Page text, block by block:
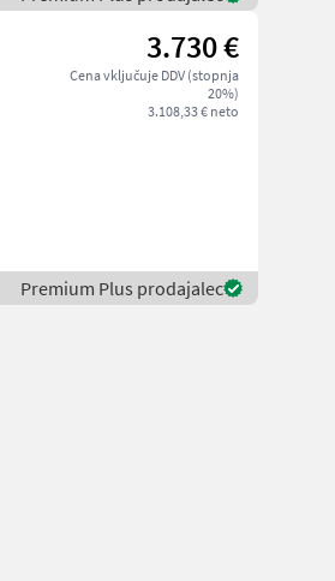
3.730 €
Cena vključuje DDV (stopnja
20%)
3.108,33 € neto
Premium Plus prodajalec